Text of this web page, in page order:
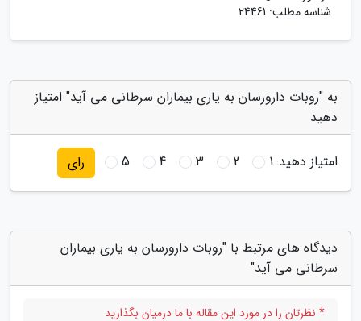
شناسه مطلب: 24461
به "روبات دارورسان به یاری بیماران سرطانی می آید" امتیاز
دهید
امتیاز دهید:1
2
3
4
5 رای
دیدگاه های مرتبط با "روبات دارورسان به یاری بیماران
سرطانی می آید"
* نظرتان را در مورد این مقاله با ما درمیان بگذارید